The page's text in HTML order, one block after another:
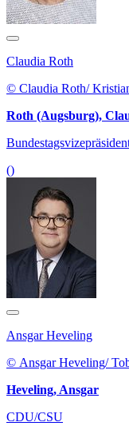
Claudia Roth
© Claudia Roth/
Roth (Augsburg),
()
Ansgar Heveling
© Ansgar Heveling/
Heveling, Ansgar
CDU/CSU